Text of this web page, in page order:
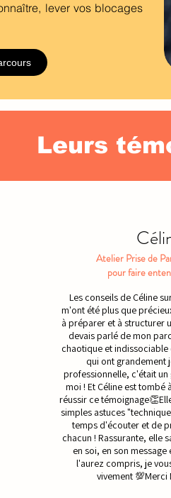
lever vos blocages
Atelier Prise de
pour faire
Les conseils de Céline
m'ont été plus que
à préparer et à structurer
devais parlé de mon
chaotique et
qui ont grandement
professionnelle, c'était
moi ! Et Céline est tombé
réussir ce
simples astuces
temps d'écouter et de
chacun ! Rassurante, elle
en soi, en son message
l'aurez compris, je
vivement 💯Merci
Leurs